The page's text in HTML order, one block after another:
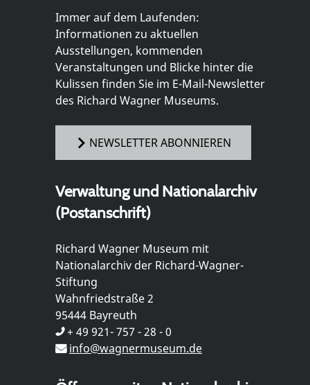
Immer auf dem Laufenden:
Informationen zu aktuellen
Ausstellungen, kommenden
Veranstaltungen und Blicke hinter die
Kulissen finden Sie im E-Mail-Newsletter
des Richard Wagner Museums.
NEWSLETTER ABONNIEREN
Verwaltung und Nationalarchiv
(Postanschrift)
Richard Wagner Museum mit
Nationalarchiv der Richard-Wagner-
Stiftung
Wahnfriedstraße 2
95444 Bayreuth
+ 49 921- 757 - 28 - 0
info@wagnermuseum.de